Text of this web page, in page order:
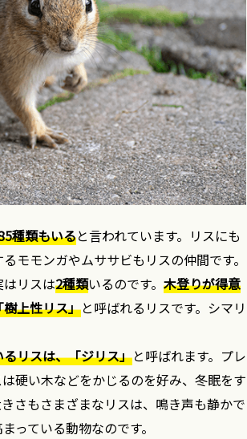
種類もいると言われています。リスにも
モモンガやムササビもリスの仲間です。
リスは2種類いるのです。 木登りが得意
上性リス」と呼ばれるリスです。シマリ
リスは、「ジリス」と呼ばれます。プレ
硬い木などをかじるのを好み、冬眠をす
さもさまざまなリスは、鳴き声も静かで
っている動物なのです。